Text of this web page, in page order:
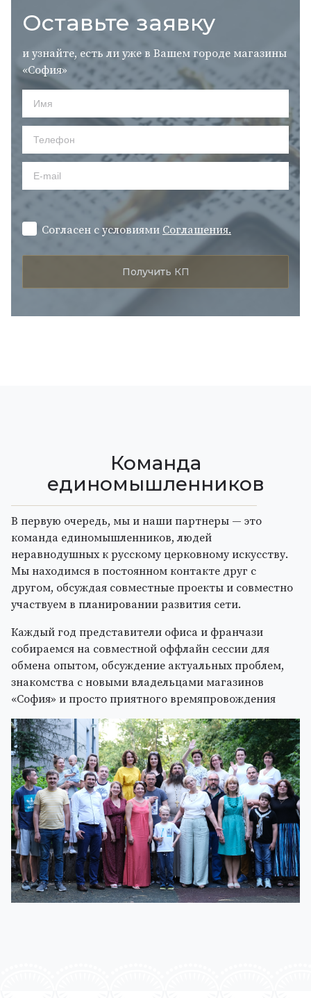
Оставьте заявку
и узнайте, есть ли уже в Вашем городе магазины
«София»
Согласен с условиями Cоглашения.
Команда
единомышленников
В первую очередь, мы и наши партнеры — это
команда единомышленников, людей
неравнодушных к русскому церковному искусству.
Мы находимся в постоянном контакте друг с
другом, обсуждая совместные проекты и совместно
участвуем в планировании развития сети.
Каждый год представители офиса и франчази
собираемся на совместной оффлайн сессии для
обмена опытом, обсуждение актуальных проблем,
знакомства с новыми владельцами магазинов
«София» и просто приятного времяпровождения